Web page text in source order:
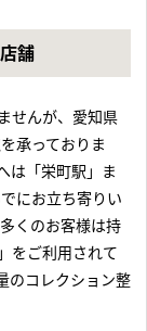
舗
せんが、愛知県
承っておりま
は「栄町駅」ま
にお立ち寄りい
くのお客様は持
をご利用されて
のコレクション整